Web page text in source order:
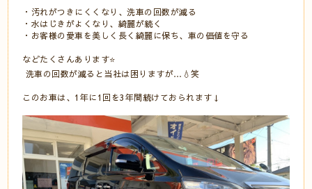
・汚れがつきにくくなり、洗車の回数が減る
・水はじきがよくなり、綺麗が続く
・お客様の愛車を美しく長く綺麗に保ち、車の価値を守る
などたくさんあります⭐
洗車の回数が減ると当社は困りますが…💧笑
このお車は、1年に1回を3年間続けておられます↓